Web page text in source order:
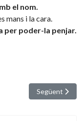
el nom.
mans i la cara.
per poder-la penjar.
Article
Següent